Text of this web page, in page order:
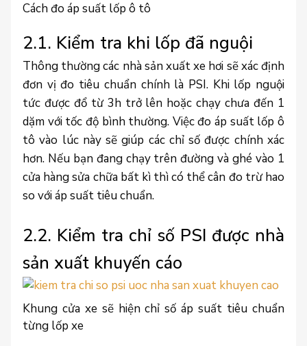
Cách đo áp suất lốp ô tô
2.1. Kiểm tra khi lốp đã nguội
Thông thường các nhà sản xuất xe hơi sẽ xác định
đơn vị đo tiêu chuẩn chính là PSI. Khi lốp nguội
tức được đổ từ 3h trở lên hoặc chạy chưa đến 1
dặm với tốc độ bình thường. Việc đo áp suất lốp ô
tô vào lúc này sẽ giúp các chỉ số được chính xác
hơn. Nếu bạn đang chạy trên đường và ghé vào 1
cửa hàng sửa chữa bất kì thì có thể cân đo trừ hao
so với áp suất tiêu chuẩn.
2.2. Kiểm tra chỉ số PSI được nhà
sản xuất khuyến cáo
Khung cửa xe sẽ hiện chỉ số áp suất tiêu chuẩn
từng lốp xe